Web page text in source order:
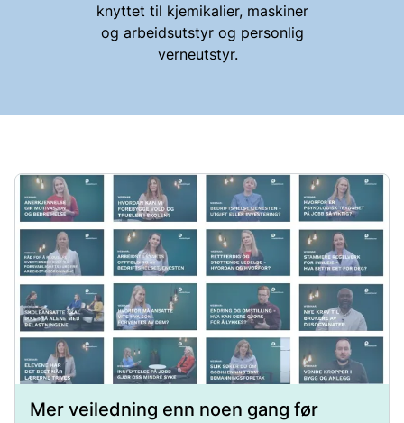
knyttet til kjemikalier, maskiner
og arbeidsutstyr og personlig
verneutstyr.
Mer veiledning enn noen gang før